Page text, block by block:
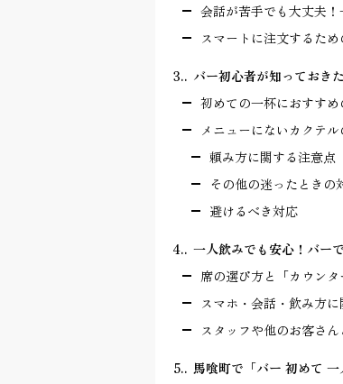
会話が苦手でも大丈夫
スマートに注文するた
3. バー初心者が知っておき
初めての一杯におすす
メニューにないカクテ
頼み方に関する注意点
その他の迷ったときの
避けるべき対応
4. 一人飲みでも安心！バー
席の選び方と「カウン
スマホ・会話・飲み方
スタッフや他のお客さ
5. 馬喰町で「バー 初めて